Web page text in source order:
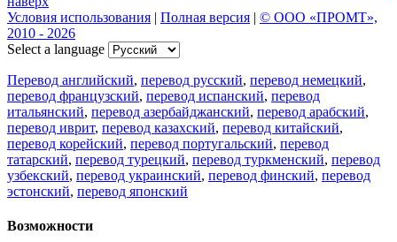
Цифровая эволюция перевода: как вузам бесплатно получить
CAT-систему PROMT Translation Factory
18 февраля 2026 года прошел очередной вебинар,
посвященный Академической программе компании PROMT
для представителей высших учебных заведений. Вебинар
провела Наталья Железняк, руководитель лингвистич
01.03.2026
Поделиться переводом
×
идет загрузка...